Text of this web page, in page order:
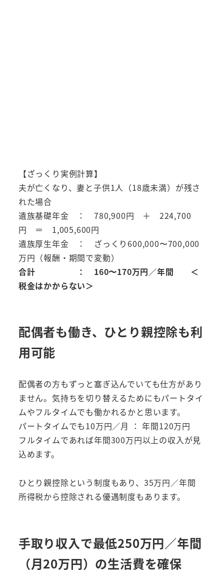
【ざっくり実例計算】
夫が亡くなり、妻と子供1人（18歳未満）が残さ
れた場合
遺族基礎年金 ： 780,900円 ＋ 224,700
円 ＝ 1,005,600円
遺族厚生年金 ： ざっくり600,000〜700,000
万円（報酬・期間で変動）
合計 ： 160〜170万円／年間 ＜
税金はかからない＞
配偶者も働き、ひとり親控除も利
用可能
配偶者の方もずっと塞ぎ込んでいても仕方があり
ません。気持ちを切り替えるためにもパートタイ
ムやフルタイムでも働かれるかと思います。
パートタイムでも10万円／月 ： 年間120万円
フルタイムであれば年間300万円以上の収入が見
込めます。
ひとり親控除という制度もあり、35万円／年間
所得税から控除される優遇制度もあります。
手取り収入で最低250万円／年間
（月20万円）の生活費を確保